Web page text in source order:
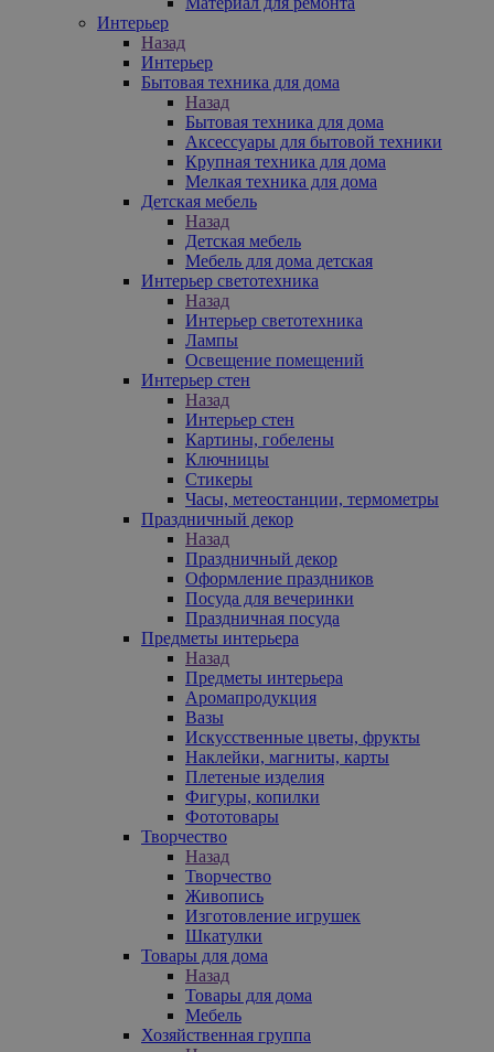
Интерьер
Назад
Интерьер
Бытовая техника для дома
Назад
Бытовая техника для дома
Аксессуары для бытовой техники
Крупная техника для дома
Мелкая техника для дома
Детская мебель
Назад
Детская мебель
Мебель для дома детская
Интерьер светотехника
Назад
Интерьер светотехника
Лампы
Освещение помещений
Интерьер стен
Назад
Интерьер стен
Картины, гобелены
Ключницы
Стикеры
Часы, метеостанции, термометры
Праздничный декор
Назад
Праздничный декор
Оформление праздников
Посуда для вечеринки
Праздничная посуда
Предметы интерьера
Назад
Предметы интерьера
Аромапродукция
Вазы
Искусственные цветы, фрукты
Наклейки, магниты, карты
Плетеные изделия
Фигуры, копилки
Фототовары
Творчество
Назад
Творчество
Живопись
Изготовление игрушек
Шкатулки
Товары для дома
Назад
Товары для дома
Мебель
Хозяйственная группа